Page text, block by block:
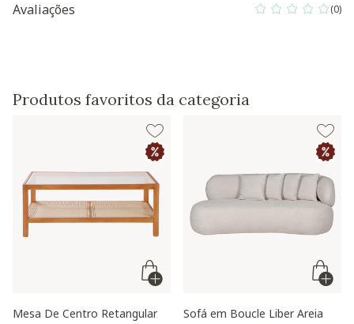
Avaliações 0 out of 5 (0)
Produtos favoritos da categoria
Mesa De Centro Retangular
Sofá em Boucle Liber Areia